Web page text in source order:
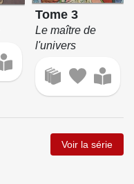
Tome 3
Le maître de
l'univers
Voir la série